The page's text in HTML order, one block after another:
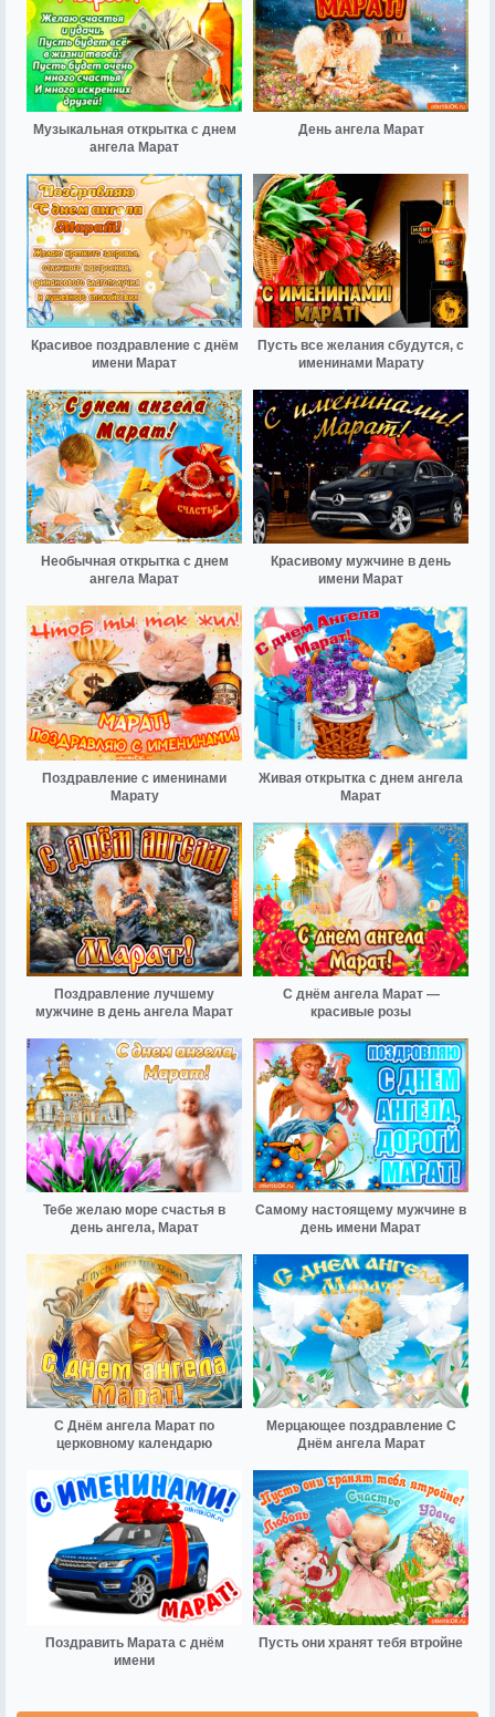
Музыкальная открытка с днем
ангела Марат
День ангела Марат
Красивое поздравление с днём
имени Марат
Пусть все желания сбудутся, с
именинами Марату
Необычная открытка с днем
ангела Марат
Красивому мужчине в день
имени Марат
Поздравление с именинами
Марату
Живая открытка с днем ангела
Марат
Поздравление лучшему
мужчине в день ангела Марат
С днём ангела Марат —
красивые розы
Тебе желаю море счастья в
день ангела, Марат
Самому настоящему мужчине в
день имени Марат
С Днём ангела Марат по
церковному календарю
Мерцающее поздравление С
Днём ангела Марат
Поздравить Марата с днём
имени
Пусть они хранят тебя втройне